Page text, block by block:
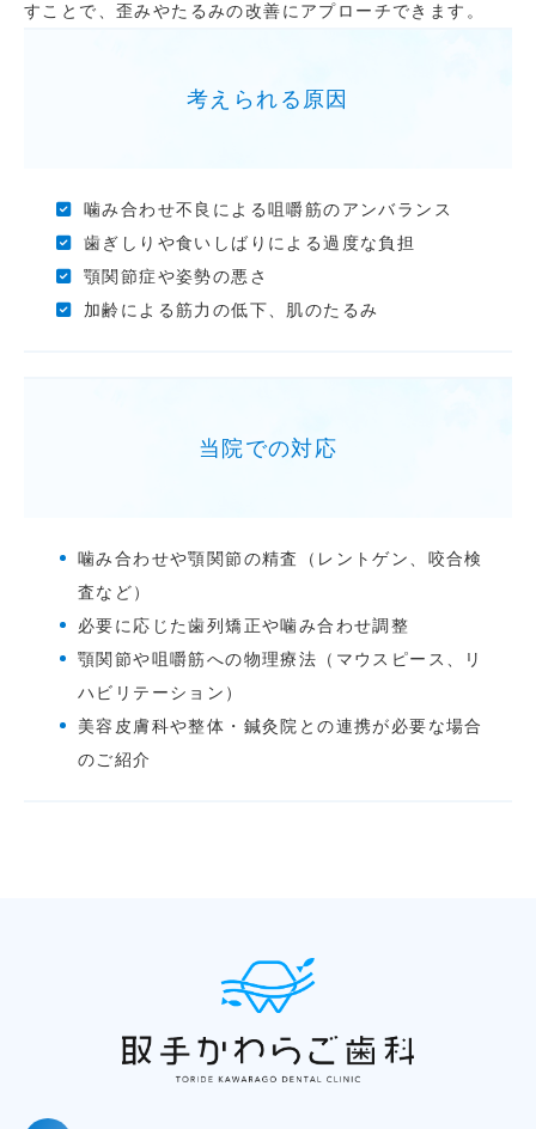
すことで、歪みやたるみの改善にアプローチできます。
考えられる原因
噛み合わせ不良による咀嚼筋のアンバランス
歯ぎしりや食いしばりによる過度な負担
顎関節症や姿勢の悪さ
加齢による筋力の低下、肌のたるみ
当院での対応
噛み合わせや顎関節の精査（レントゲン、咬合検
査など）
必要に応じた歯列矯正や噛み合わせ調整
顎関節や咀嚼筋への物理療法（マウスピース、リ
ハビリテーション）
美容皮膚科や整体・鍼灸院との連携が必要な場合
のご紹介